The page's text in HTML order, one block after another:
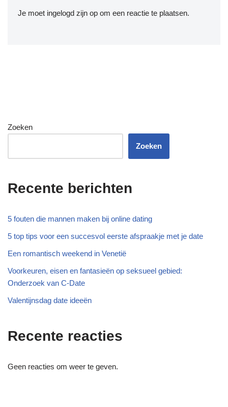
Je moet ingelogd zijn op om een reactie te plaatsen.
Zoeken
Zoeken
Recente berichten
5 fouten die mannen maken bij online dating
5 top tips voor een succesvol eerste afspraakje met je date
Een romantisch weekend in Venetië
Voorkeuren, eisen en fantasieën op seksueel gebied:
Onderzoek van C-Date
Valentijnsdag date ideeën
Recente reacties
Geen reacties om weer te geven.